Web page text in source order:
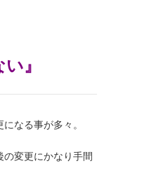
い』
になる事が多々。
の変更にかなり手間